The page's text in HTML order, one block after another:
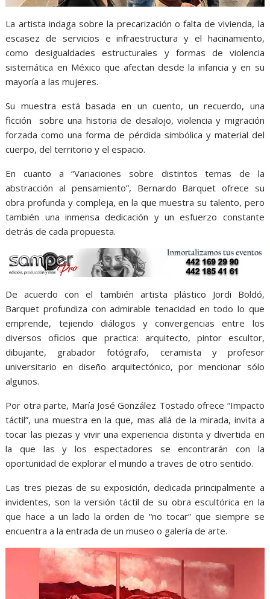
La artista indaga sobre la precarización o falta de vivienda, la
escasez de servicios e infraestructura y el hacinamiento,
como desigualdades estructurales y formas de violencia
sistemática en México que afectan desde la infancia y en su
mayoría a las mujeres.
Su muestra está basada en un cuento, un recuerdo, una
ficción sobre una historia de desalojo, violencia y migración
forzada como una forma de pérdida simbólica y material del
cuerpo, del territorio y el espacio.
En cuanto a “Variaciones sobre distintos temas de la
abstracción al pensamiento”, Bernardo Barquet ofrece su
obra profunda y compleja, en la que muestra su talento, pero
también una inmensa dedicación y un esfuerzo constante
detrás de cada propuesta.
De acuerdo con el también artista plástico Jordi Boldó,
Barquet profundiza con admirable tenacidad en todo lo que
emprende, tejiendo diálogos y convergencias entre los
diversos oficios que practica: arquitecto, pintor escultor,
dibujante, grabador fotógrafo, ceramista y profesor
universitario en diseño arquitectónico, por mencionar sólo
algunos.
Por otra parte, María José González Tostado ofrece “Impacto
táctil”, una muestra en la que, mas allá de la mirada, invita a
tocar las piezas y vivir una experiencia distinta y divertida en
la que las y los espectadores se encontrarán con la
oportunidad de explorar el mundo a traves de otro sentido.
Las tres piezas de su exposición, dedicada principalmente a
invidentes, son la versión táctil de su obra escultórica en la
que hace a un lado la orden de “no tocar” que siempre se
encuentra a la entrada de un museo o galería de arte.